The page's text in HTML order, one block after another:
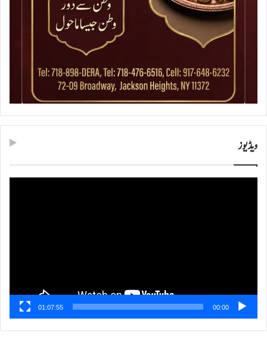
ویڈیوز
00:00
01:07:55